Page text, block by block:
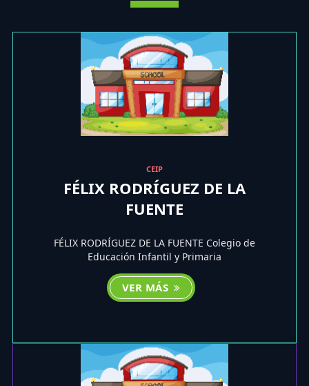
CEIP
FÉLIX RODRÍGUEZ DE LA
FUENTE
FÉLIX RODRÍGUEZ DE LA FUENTE Colegio de
Educación Infantil y Primaria
VER MÁS